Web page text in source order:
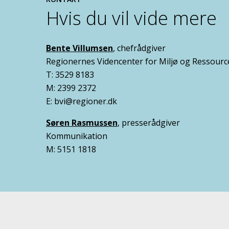
Hvis du vil vide mere
Bente Villumsen, chefrådgiver
Regionernes Videncenter for Miljø og
T: 3529 8183
M: 2399 2372
E: bvi@regioner.dk
Søren Rasmussen, presserådgiver
Kommunikation
M: 5151 1818